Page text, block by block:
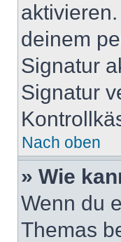
deinem
Signatur
Signatur
Nach oben
» Wie
Wenn du
Themas